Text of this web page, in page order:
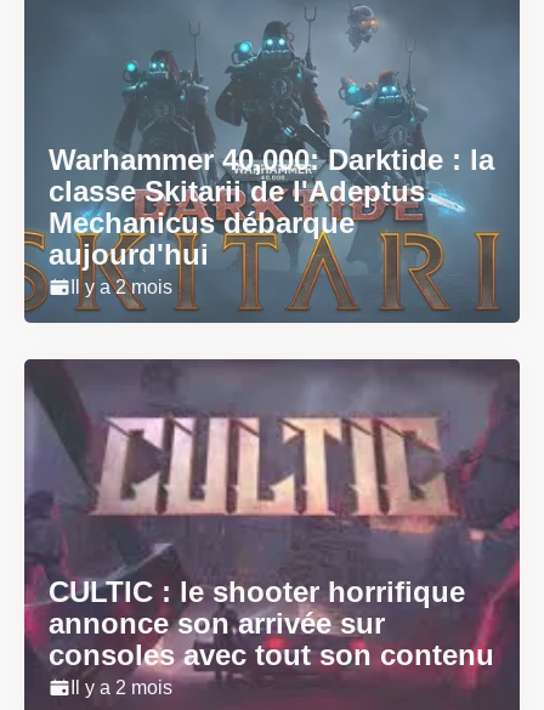
Warhammer 40,000: Darktide : la
classe Skitarii de l'Adeptus
Mechanicus débarque
aujourd'hui
Il y a 2 mois
CULTIC : le shooter horrifique
annonce son arrivée sur
consoles avec tout son contenu
Il y a 2 mois